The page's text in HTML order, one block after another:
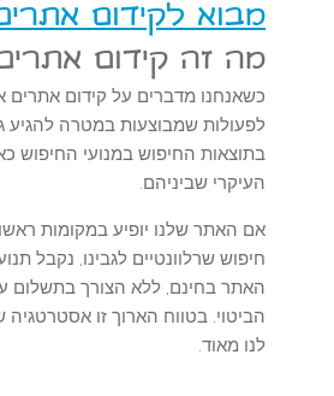
מבוא לקידום
מה זה קידום
כשאנחנו מדברים על קידום אתרים
לפעולות שמבוצעות במטרה להגיע
בתוצאות החיפוש במנועי החיפוש
העיקרי שביניהם.
אם האתר שלנו יופיע במקומות
חיפוש שרלוונטיים לגבינו, נקבל
האתר בחינם, ללא הצורך בתשלום
הביטוי. בטווח הארוך זו
לנו מאוד.